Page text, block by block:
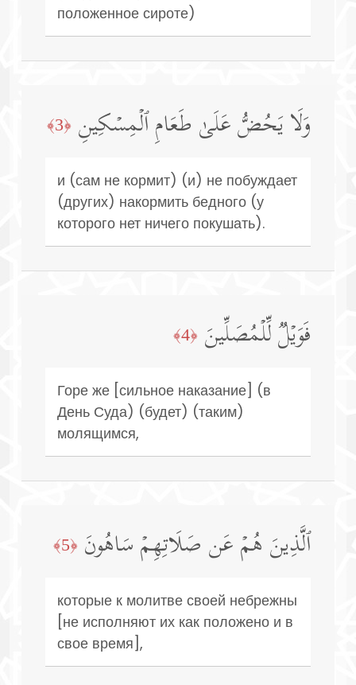
положенное сироте)
وَلَا یَحُضُّ عَلَىٰ طَعَامِ ٱلۡمِسۡكِینِ ﴿3﴾
и (сам не кормит) (и) не побуждает
(других) накормить бедного (у
которого нет ничего покушать).
فَوَیۡلࣱ لِّلۡمُصَلِّینَ ﴿4﴾
Горе же [сильное наказание] (в
День Суда) (будет) (таким)
молящимся,
ٱلَّذِینَ هُمۡ عَن صَلَاتِهِمۡ سَاهُونَ ﴿5﴾
которые к молитве своей небрежны
[не исполняют их как положено и в
свое время],